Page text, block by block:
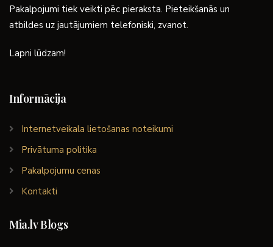
Pakalpojumi tiek veikti pēc pieraksta. Pieteikšanās un
atbildes uz jautājumiem telefoniski, zvanot.
Lapni lūdzam!
Informācija
Internetveikala lietošanas noteikumi
Privātuma politika
Pakalpojumu cenas
Kontakti
Mia.lv Blogs